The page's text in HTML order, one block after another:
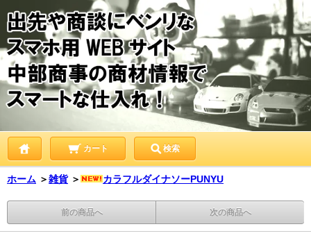
カート 検索
ホーム ＞雑貨 ＞ カラフルダイナソーPUNYU
前の商品へ 次の商品へ